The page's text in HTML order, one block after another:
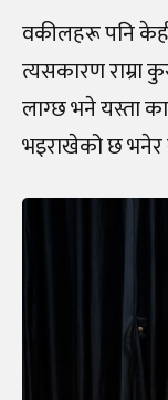
वकीलहरू पनि
त्यसकारण
लाग्छ भने यस्ता
भइराखेको छ भनेर